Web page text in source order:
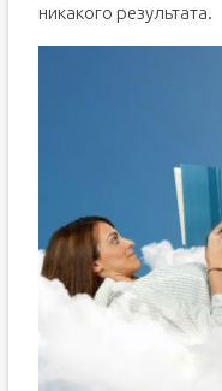
никакого результата.